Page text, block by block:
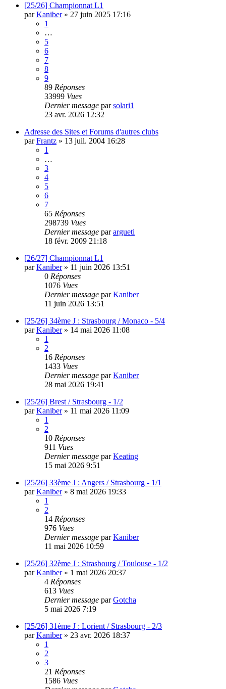
[25/26] Championnat L1
parKaniber» 27 juin 2025 17:16
1
…
5
6
7
8
9
89 Réponses
33999 Vues
Dernier message parsolari1
23 avr. 2026 12:32
Adresse des Sites et Forums d'autres clubs
parFrantz » 13 juil. 2004 16:28
1
…
3
4
5
6
7
65 Réponses
298739 Vues
Dernier message parargueti
18 févr. 2009 21:18
[26/27] Championnat L1
parKaniber» 11 juin 2026 13:51
0 Réponses
1076 Vues
Dernier message parKaniber
11 juin 2026 13:51
[25/26] 34ème J : Strasbourg / Monaco - 5/4
parKaniber» 14 mai 2026 11:08
1
2
16 Réponses
1433 Vues
Dernier message parKaniber
28 mai 2026 19:41
[25/26] Brest / Strasbourg - 1/2
parKaniber» 11 mai 2026 11:09
1
2
10 Réponses
911 Vues
Dernier message parKeating
15 mai 2026 9:51
[25/26] 33ème J : Angers / Strasbourg - 1/1
parKaniber» 8 mai 2026 19:33
1
2
14 Réponses
976 Vues
Dernier message parKaniber
11 mai 2026 10:59
[25/26] 32ème J : Strasbourg / Toulouse - 1/2
parKaniber» 1 mai 2026 20:37
4 Réponses
613 Vues
Dernier message parGotcha
5 mai 2026 7:19
[25/26] 31ème J : Lorient / Strasbourg - 2/3
parKaniber» 23 avr. 2026 18:37
1
2
3
21 Réponses
1586 Vues